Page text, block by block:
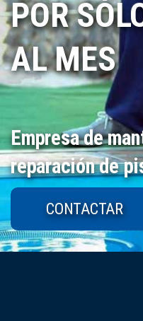
POR
AL MES
Empresa de
reparación de
CONTACTAR